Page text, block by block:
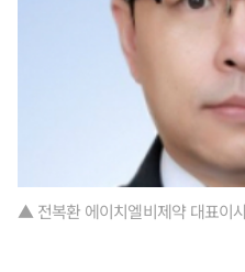
▲ 전복환 에이치엘비제약 대표이